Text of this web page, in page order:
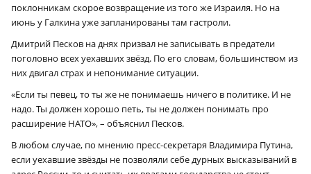
поклонникам скорое возвращение из того же Израиля. Но на
июнь у Галкина уже запланированы там гастроли.
Дмитрий Песков на днях призвал не записывать в предатели
поголовно всех уехавших звёзд. По его словам, большинством из
них двигал страх и непонимание ситуации.
«Если ты певец, то ты же не понимаешь ничего в политике. И не
надо. Ты должен хорошо петь, ты не должен понимать про
расширение НАТО», – объяснил Песков.
В любом случае, по мнению пресс-секретаря Владимира Путина,
если уехавшие звёзды не позволяли себе дурных высказываний в